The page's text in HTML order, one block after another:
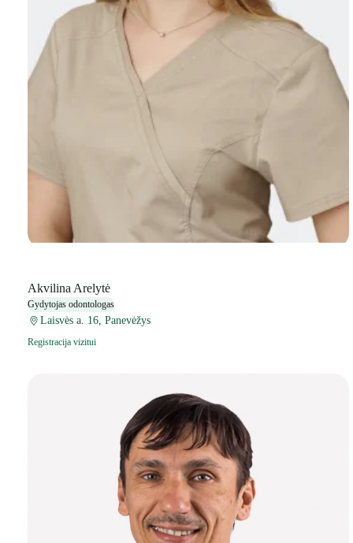
Akvilina Arelytė
Gydytojas odontologas
Laisvės a. 16, Panevėžys
Registracija vizitui